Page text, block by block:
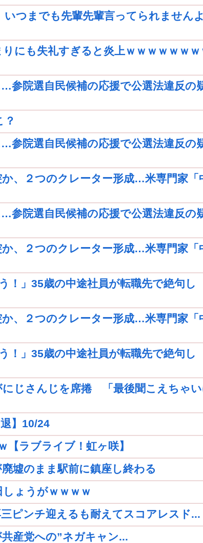
つまでも先輩先輩言ってられませんよ
にも失礼すぎると炎上ｗｗｗｗｗｗｗ
参院選自民候補の応援で公選法違反の
？
参院選自民候補の応援で公選法違反の
か、２つのクレーター形成…米専門家「
参院選自民候補の応援で公選法違反の
か、２つのクレーター形成…米専門家「
！」35歳の中途社員が転職先で絶句し
か、２つのクレーター形成…米専門家「
！」35歳の中途社員が転職先で絶句し
にじさんじを席捲 「最後聞こえちゃ
】10/24
【ラブライブ！虹ヶ咲】
墟のまま駅前に鎮座し終わる
ょうがｗｗｗｗ
三ピンチ迎えるも耐えてスコアレスド...
産党への”ネガキャン...